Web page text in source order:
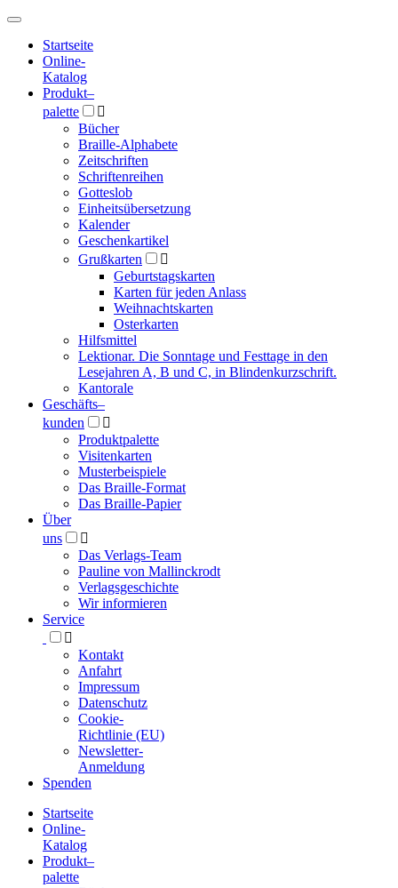
Hauptmenü
Hauptmenü
Startseite
Online-
Katalog
Produkt–
palette

Bücher
Braille-Alphabete
Zeitschriften
Schriftenreihen
Gotteslob
Einheitsübersetzung
Kalender
Geschenkartikel
Grußkarten

Geburtstagskarten
Karten für jeden Anlass
Weihnachtskarten
Osterkarten
Hilfsmittel
Lektionar. Die Sonntage und Festtage in den
Lesejahren A, B und C, in Blindenkurzschrift.
Kantorale
Geschäfts­–
kunden

Produktpalette
Visitenkarten
Musterbeispiele
Das Braille-Format
Das Braille-Papier
Über
uns

Das Verlags-Team
Pauline von Mallinckrodt
Verlagsgeschichte
Wir informieren
Service

Kontakt
Anfahrt
Impressum
Datenschutz
Cookie-
Richtlinie (EU)
Newsletter-
Anmeldung
Spenden
Blindenschrift-
Verlag
Startseite
Online-
Katalog
Produkt–
palette